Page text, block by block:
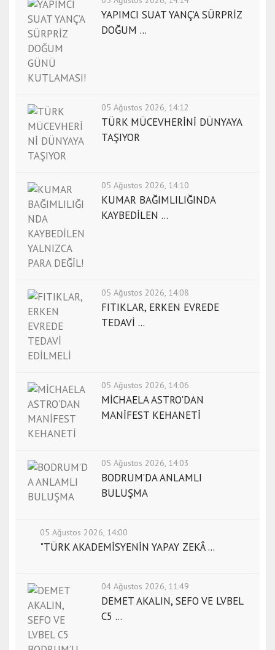
YAPIMCI SUAT YANÇ’A SÜRPRİZ
DOĞUM ...
05 Ağustos 2026, 14:12
TÜRK MÜCEVHERİNİ DÜNYAYA
TAŞIYOR
05 Ağustos 2026, 14:10
KUMAR BAĞIMLILIĞINDA
KAYBEDİLEN ...
05 Ağustos 2026, 14:08
FITIKLAR, ERKEN EVREDE
TEDAVİ ...
05 Ağustos 2026, 14:06
MİCHAELA ASTRO'DAN
MANİFEST KEHANETİ
05 Ağustos 2026, 14:03
BODRUM’DA ANLAMLI
BULUŞMA
05 Ağustos 2026, 14:00
"TÜRK AKADEMİSYENİN YAPAY ZEKÂ ...
04 Ağustos 2026, 11:49
DEMET AKALIN, SEFO VE LVBEL
C5 ...